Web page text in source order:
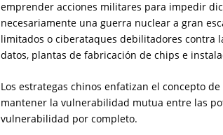
emprender acciones militares para impedir
necesariamente una guerra nuclear a gran
limitados o ciberataques debilitadores contra
datos, plantas de fabricación de chips e
Los estrategas chinos enfatizan el concepto
mantener la vulnerabilidad mutua entre las
vulnerabilidad por completo.